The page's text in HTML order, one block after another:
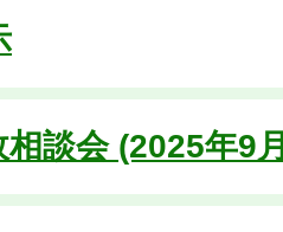
相談会 (2025年9